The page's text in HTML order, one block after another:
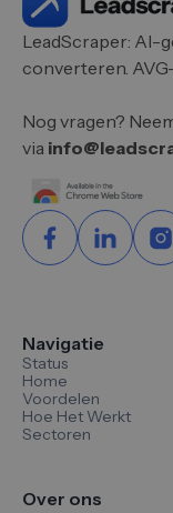
LeadScraper: AI-
converteren.
Nog vragen?
via
Navigatie
Status
Home
Voordelen
Hoe Het Werkt
Sectoren
Over ons